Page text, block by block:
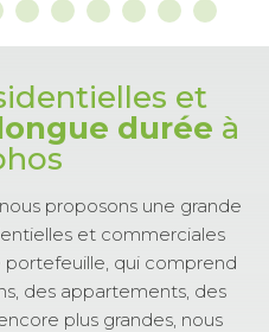
et
durée à
proposons une grande
et commerciales
qui comprend
des appartements, des
plus grandes, nous